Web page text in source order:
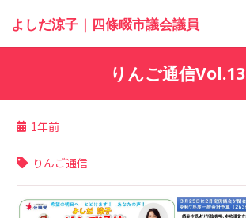
よしだ涼子｜四條畷市議会議員
りんご通信Vol.13
1年前
りんご通信